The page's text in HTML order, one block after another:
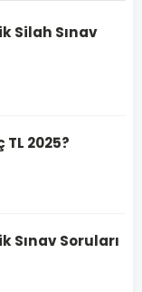
Silah Sınav
2025?
Sınav Soruları